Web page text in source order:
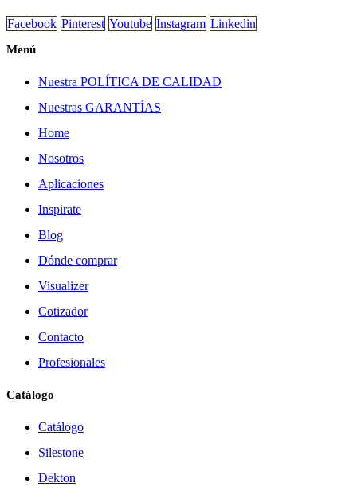
Facebook Pinterest Youtube Instagram Linkedin
Menú
Nuestra POLÍTICA DE CALIDAD
Nuestras GARANTÍAS
Home
Nosotros
Aplicaciones
Inspirate
Blog
Dónde comprar
Visualizer
Cotizador
Contacto
Profesionales
Catálogo
Catálogo
Silestone
Dekton